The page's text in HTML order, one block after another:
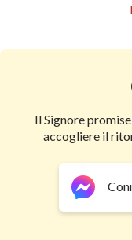
Il Signore
accogliere il